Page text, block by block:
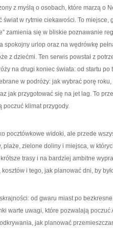
z myślą o osobach, które marzą o
w rytmie ciekawości. To
zamienia się w bliskie poznawanie
spokojny urlop oraz na wędrówkę
z dziećmi. Ten serwis powstał z
na drugi koniec świata: od startu
w podróży: jak wybrać porę
jak przygotować się na jet lag. To
poczuć klimat przygody.
pocztówkowe widoki, ale przede
plaże, zielone doliny i miejsca, w
trasy i na bardziej ambitne
i tego, jak planować dni, by
od gwaru miast po
warte uwagi, które pozwalają
jak planować